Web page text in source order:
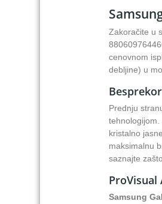
Zakoračite u
cenovnom
debljine) u
Prednju
tehnologijom.
kristalno
maksimalnu
saznajte
ProVisual
Samsung